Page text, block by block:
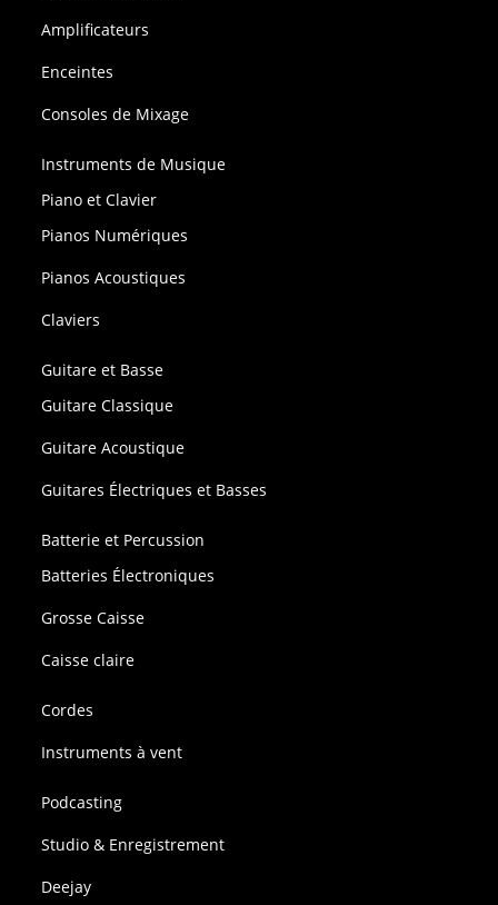
Amplificateurs
Enceintes
Consoles de Mixage
Instruments de Musique
Piano et Clavier
Pianos Numériques
Pianos Acoustiques
Claviers
Guitare et Basse
Guitare Classique
Guitare Acoustique
Guitares Électriques et Basses
Batterie et Percussion
Batteries Électroniques
Grosse Caisse
Caisse claire
Cordes
Instruments à vent
Podcasting
Studio & Enregistrement
Deejay